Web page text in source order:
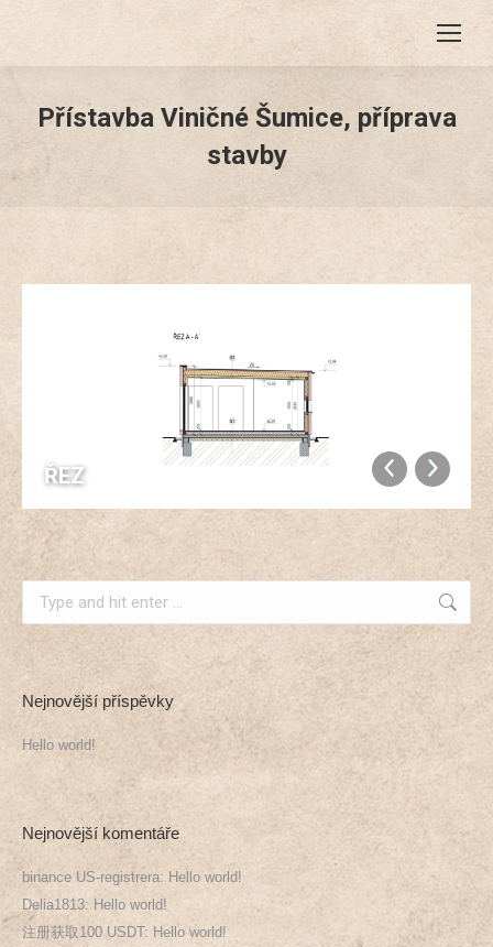
Přístavba Viničné Šumice, příprava
stavby
ŘEZ
Nejnovější příspěvky
Hello world!
Nejnovější komentáře
binance US-registrera: Hello world!
Delia1813: Hello world!
注册获取100 USDT: Hello world!